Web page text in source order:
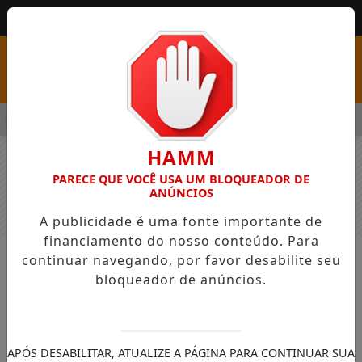
COM VAGAS EM SEIS FUNÇÕES E SALÁRIOS QUE CHEGAM
NOTÍCIAS GERAL
Entre Desafios e Superação, marca
HAMM
PARECE QUE VOCÊ USA UM BLOQUEADOR DE
ANÚNCIOS
A publicidade é uma fonte importante de
financiamento do nosso conteúdo. Para
continuar navegando, por favor desabilite seu
bloqueador de anúncios.
APÓS DESABILITAR, ATUALIZE A PÁGINA PARA CONTINUAR SUA